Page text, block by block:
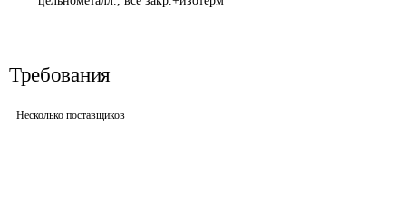
Требования
Несколько поставщиков